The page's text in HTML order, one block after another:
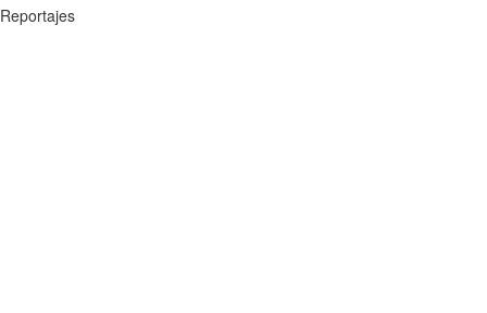
Reportajes